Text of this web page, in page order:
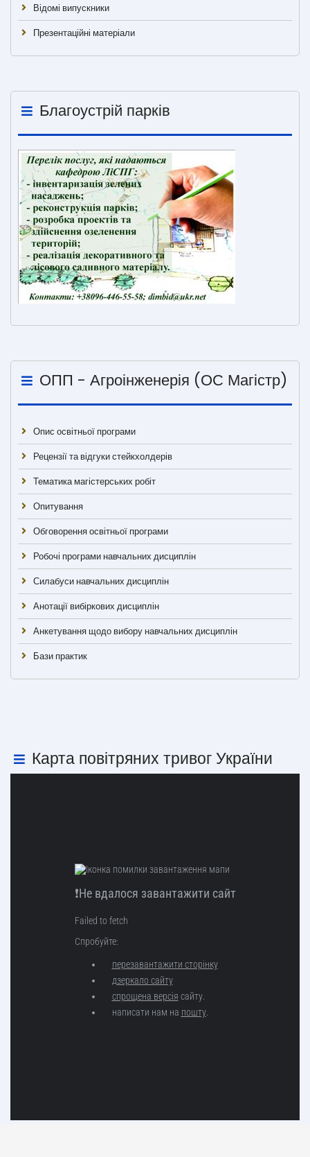
Відомі випускники
Презентаційні матеріали
Благоустрій парків
ОПП - Агроінженерія (ОС Магістр)
Опис освітньої програми
Рецензії та відгуки стейкхолдерів
Тематика магістерських робіт
Опитування
Обговорення освітньої програми
Робочі програми навчальних дисциплін
Силабуси навчальних дисциплін
Анотації вибіркових дисциплін
Анкетування щодо вибору навчальних дисциплін
Бази практик
Карта повітряних тривог України